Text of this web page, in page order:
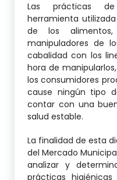
Las prácticas
herramienta
de los
manipuladores de
cabalidad con los
hora de
los consumidores
cause ningún tipo
contar con una
salud estable.
La finalidad de esta
del Mercado
analizar y
prácticas